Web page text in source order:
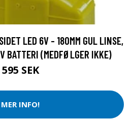
LED 6V - 180MM GUL LINSE,
BATTERI (MEDFØLGER IKKE)
595 SEK
MER INFO!